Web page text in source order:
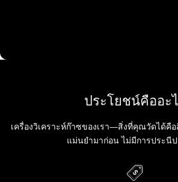
ประโยชน์คืออะ
เครื่องวิเคราะห์ก๊าซของเรา—สิ่งที่คุณวัดได้คื
แม่นยำมาก่อน ไม่มีการประนี